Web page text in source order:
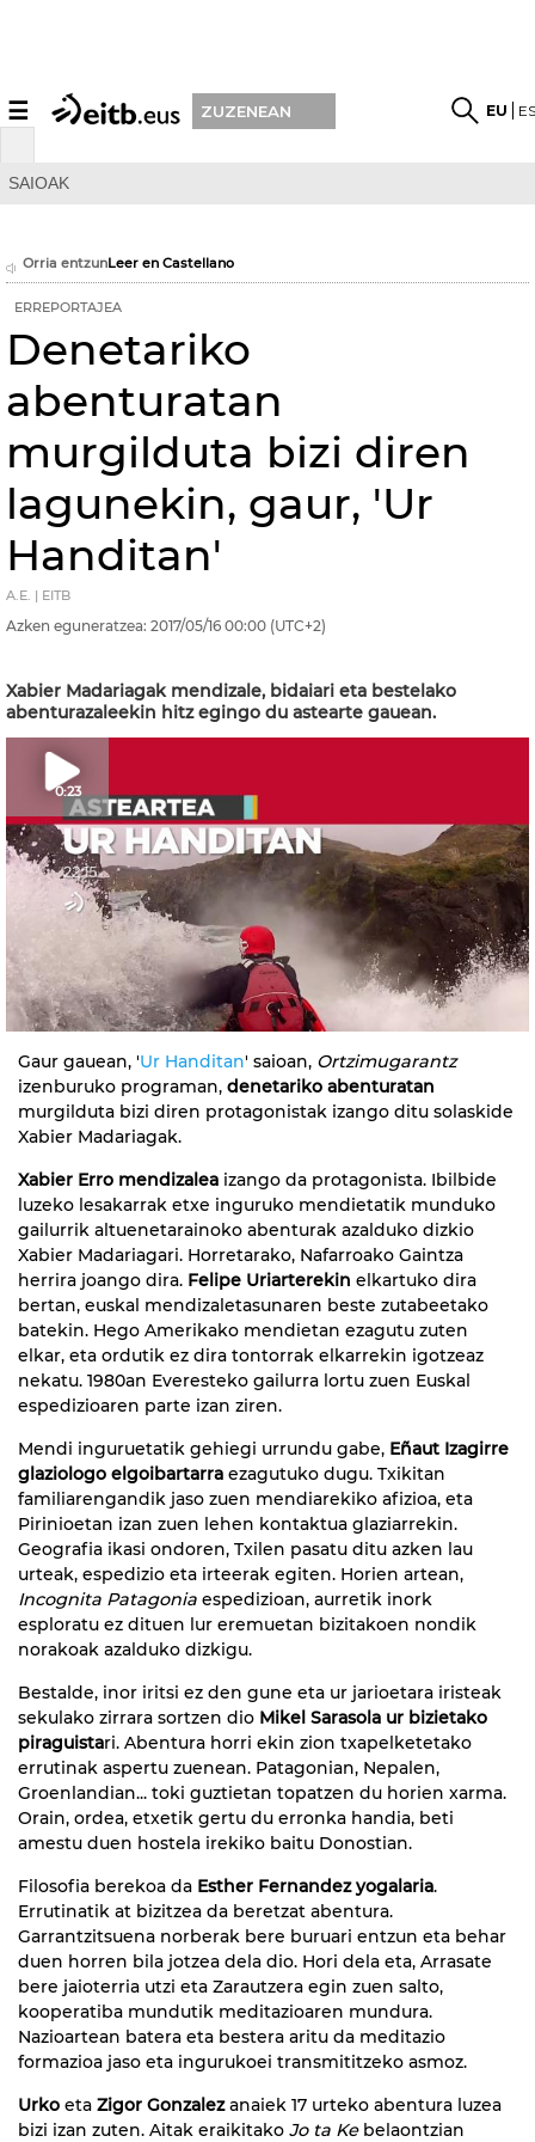
☰ ZUZENEAN EU
SAIOAK
Orria entzunLeer en Castellano
ERREPORTAJEA
Denetariko
abenturatan
murgilduta bizi diren
lagunekin, gaur, 'Ur
Handitan'
A.E. | EITB
Azken eguneratzea: 2017/05/16 00:00 (UTC+2)
Xabier Madariagak mendizale, bidaiari eta bestelako
abenturazaleekin hitz egingo du astearte gauean.
0:23
Gaur gauean, 'Ur Handitan' saioan, Ortzimugarantz
izenburuko programan, denetariko abenturatan
murgilduta bizi diren protagonistak izango ditu solaskide
Xabier Madariagak.
Xabier Erro mendizalea izango da protagonista. Ibilbide
luzeko lesakarrak etxe inguruko mendietatik munduko
gailurrik altuenetarainoko abenturak azalduko dizkio
Xabier Madariagari. Horretarako, Nafarroako Gaintza
herrira joango dira. Felipe Uriarterekin elkartuko dira
bertan, euskal mendizaletasunaren beste zutabeetako
batekin. Hego Amerikako mendietan ezagutu zuten
elkar, eta ordutik ez dira tontorrak elkarrekin igotzeaz
nekatu. 1980an Everesteko gailurra lortu zuen Euskal
espedizioaren parte izan ziren.
Mendi inguruetatik gehiegi urrundu gabe, Eñaut Izagirre
glaziologo elgoibartarra ezagutuko dugu. Txikitan
familiarengandik jaso zuen mendiarekiko afizioa, eta
Pirinioetan izan zuen lehen kontaktua glaziarrekin.
Geografia ikasi ondoren, Txilen pasatu ditu azken lau
urteak, espedizio eta irteerak egiten. Horien artean,
Incognita Patagonia espedizioan, aurretik inork
esploratu ez dituen lur eremuetan bizitakoen nondik
norakoak azalduko dizkigu.
Bestalde, inor iritsi ez den gune eta ur jarioetara iristeak
sekulako zirrara sortzen dio Mikel Sarasola ur bizietako
piraguistari. Abentura horri ekin zion txapelketetako
errutinak aspertu zuenean. Patagonian, Nepalen,
Groenlandian... toki guztietan topatzen du horien xarma.
Orain, ordea, etxetik gertu du erronka handia, beti
amestu duen hostela irekiko baitu Donostian.
Filosofia berekoa da Esther Fernandez yogalaria.
Errutinatik at bizitzea da beretzat abentura.
Garrantzitsuena norberak bere buruari entzun eta behar
duen horren bila jotzea dela dio. Hori dela eta, Arrasate
bere jaioterria utzi eta Zarautzera egin zuen salto,
kooperatiba mundutik meditazioaren mundura.
Nazioartean batera eta bestera aritu da meditazio
formazioa jaso eta ingurukoei transmititzeko asmoz.
Urko eta Zigor Gonzalezanaiek 17 urteko abentura luzea
bizi izan zuten. Aitak eraikitako Jo ta Kebelaontzian